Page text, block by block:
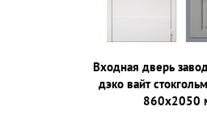
Входная дверь
дэко вайт
860х2050